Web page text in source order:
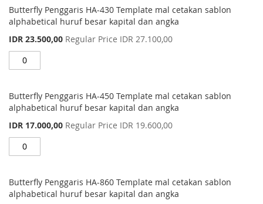
Butterfly Penggaris HA-430 Template mal cetakan sablon
alphabetical huruf besar kapital dan angka
Special
Price
IDR 23.500,00 Regular Price IDR 27.100,00
Butterfly Penggaris HA-450 Template mal cetakan sablon
alphabetical huruf besar kapital dan angka
Special
Price
IDR 17.000,00 Regular Price IDR 19.600,00
Butterfly Penggaris HA-860 Template mal cetakan sablon
alphabetical huruf besar kapital dan angka